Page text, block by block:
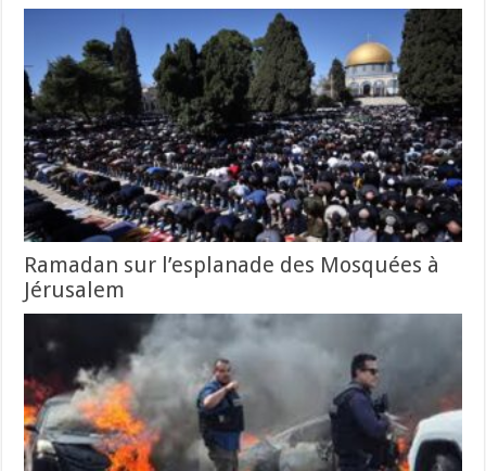
Ramadan sur l’esplanade des Mosquées à
Jérusalem